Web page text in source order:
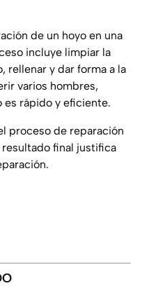
de un hoyo en una
incluye limpiar la
rellenar y dar forma a la
varios hombres,
es rápido y eficiente.
proceso de reparación
final justifica